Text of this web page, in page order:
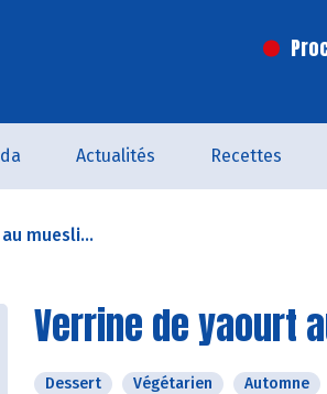
Actualités Recettes
muesli...
Verrine de yaourt
Dessert Végétarien Automne